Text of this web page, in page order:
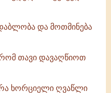
და მოთმინება
თავი დავაღწიოთ
ხორციელი ღვაწლი